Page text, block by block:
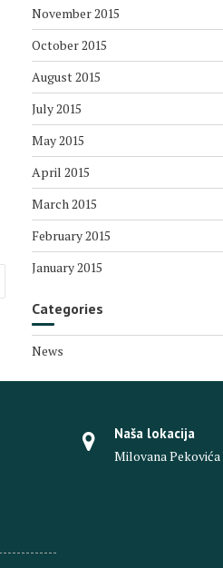
November 2015
October 2015
August 2015
July 2015
May 2015
April 2015
March 2015
February 2015
January 2015
Categories
News
Naša lokacija
Milovana Pekovića